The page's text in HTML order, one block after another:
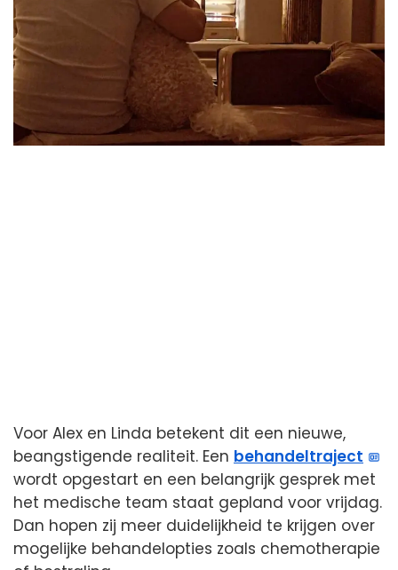
Voor Alex en Linda betekent dit een nieuwe,
beangstigende realiteit. Een behandeltraject
wordt opgestart en een belangrijk gesprek met
het medische team staat gepland voor vrijdag.
Dan hopen zij meer duidelijkheid te krijgen over
mogelijke behandelopties zoals chemotherapie